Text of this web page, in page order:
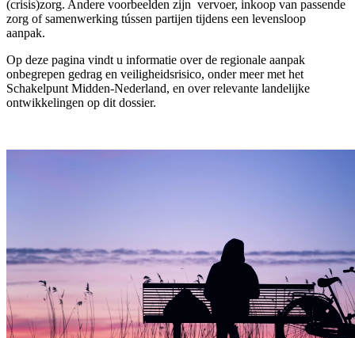
(crisis)zorg. Andere voorbeelden zijn vervoer, inkoop van passende
zorg of samenwerking tússen partijen tijdens een levensloop
aanpak.
Op deze pagina vindt u informatie over de regionale aanpak
onbegrepen gedrag en veiligheidsrisico, onder meer met het
Schakelpunt Midden-Nederland, en over relevante landelijke
ontwikkelingen op dit dossier.